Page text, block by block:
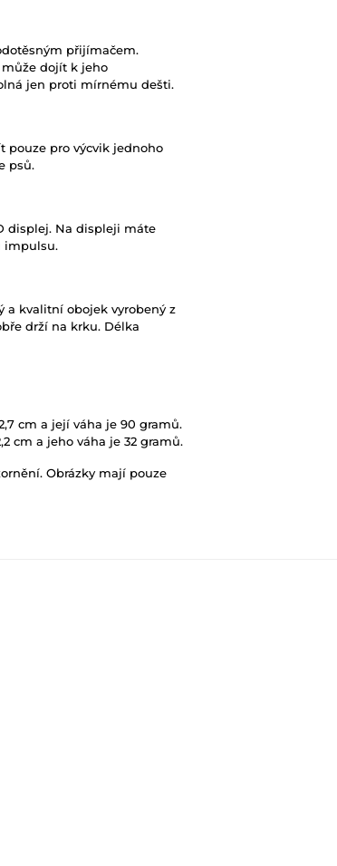
přijímačem.
dojít k jeho
jen proti mírnému dešti.
pouze pro výcvik jednoho
psů.
displej. Na displeji máte
impulsu.
a kvalitní obojek vyrobený z
drží na krku. Délka
cm a její váha je 90 gramů.
cm a jeho váha je 32 gramů.
Obrázky mají pouze